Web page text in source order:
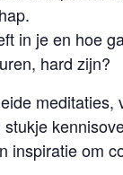
in je en hoe
hard zijn?
meditaties,
inspiratie om